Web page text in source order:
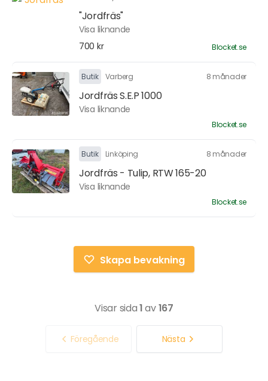
"Jordfräs"
Visa liknande
700 kr
Blocket.se
Butik Varberg 8 månader
Jordfräs S.E.P 1000
Visa liknande
Blocket.se
Butik Linköping 8 månader
Jordfräs - Tulip, RTW 165-20
Visa liknande
Blocket.se
Skapa bevakning
Visar sida1av167
Föregående Nästa